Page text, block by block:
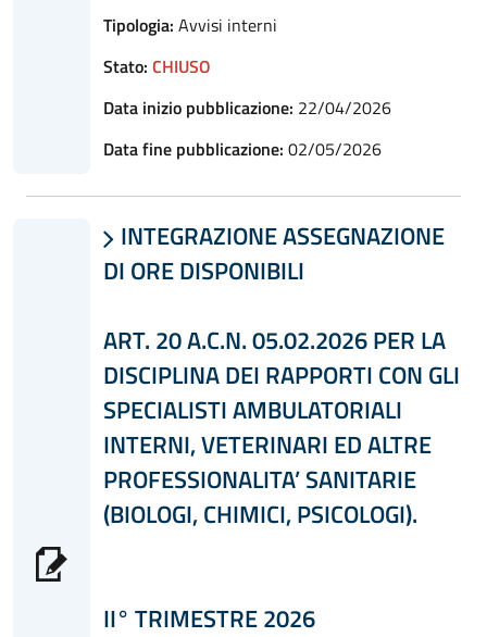
Tipologia: Avvisi interni
Stato: CHIUSO
Data inizio pubblicazione: 22/04/2026
Data fine pubblicazione: 02/05/2026
 INTEGRAZIONE ASSEGNAZIONE
DI ORE DISPONIBILI
ART. 20 A.C.N. 05.02.2026 PER LA
DISCIPLINA DEI RAPPORTI CON GLI
SPECIALISTI AMBULATORIALI
INTERNI, VETERINARI ED ALTRE
PROFESSIONALITA’ SANITARIE
(BIOLOGI, CHIMICI, PSICOLOGI).
II° TRIMESTRE 2026